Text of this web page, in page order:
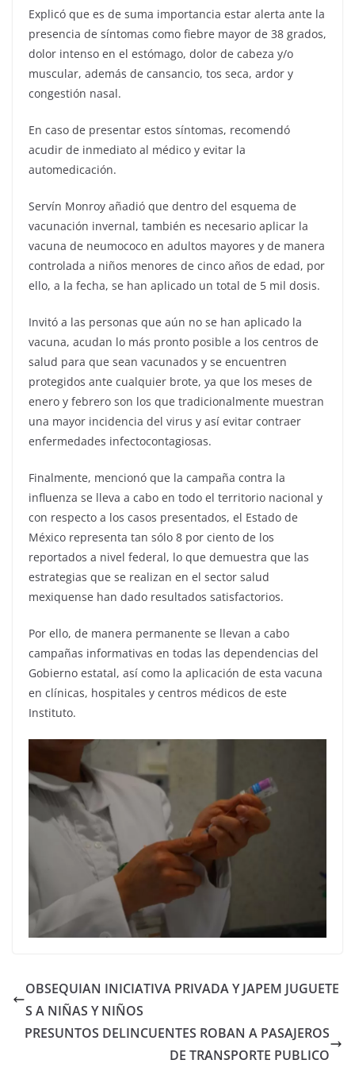
Explicó que es de suma importancia estar alerta ante la
presencia de síntomas como fiebre mayor de 38 grados,
dolor intenso en el estómago, dolor de cabeza y/o
muscular, además de cansancio, tos seca, ardor y
congestión nasal.
En caso de presentar estos síntomas, recomendó
acudir de inmediato al médico y evitar la
automedicación.
Servín Monroy añadió que dentro del esquema de
vacunación invernal, también es necesario aplicar la
vacuna de neumococo en adultos mayores y de manera
controlada a niños menores de cinco años de edad, por
ello, a la fecha, se han aplicado un total de 5 mil dosis.
Invitó a las personas que aún no se han aplicado la
vacuna, acudan lo más pronto posible a los centros de
salud para que sean vacunados y se encuentren
protegidos ante cualquier brote, ya que los meses de
enero y febrero son los que tradicionalmente muestran
una mayor incidencia del virus y así evitar contraer
enfermedades infectocontagiosas.
Finalmente, mencionó que la campaña contra la
influenza se lleva a cabo en todo el territorio nacional y
con respecto a los casos presentados, el Estado de
México representa tan sólo 8 por ciento de los
reportados a nivel federal, lo que demuestra que las
estrategias que se realizan en el sector salud
mexiquense han dado resultados satisfactorios.
Por ello, de manera permanente se llevan a cabo
campañas informativas en todas las dependencias del
Gobierno estatal, así como la aplicación de esta vacuna
en clínicas, hospitales y centros médicos de este
Instituto.
OBSEQUIAN INICIATIVA PRIVADA Y JAPEM JUGUETE
S A NIÑAS Y NIÑOS
PRESUNTOS DELINCUENTES ROBAN A PASAJEROS
DE TRANSPORTE PUBLICO